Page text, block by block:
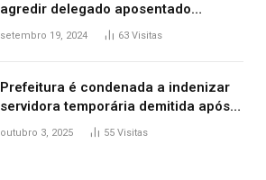
agredir delegado aposentado
durante confusão no trânsito
setembro 19, 2024 63 Visitas
Prefeitura é condenada a indenizar
servidora temporária demitida após
nascimento da filha
outubro 3, 2025 55 Visitas